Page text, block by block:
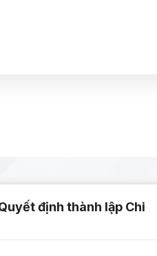
định thành lập Chi